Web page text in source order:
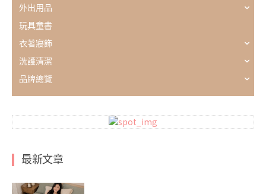
外出用品
玩具童書
衣著寢飾
洗護清潔
品牌總覽
最新文章